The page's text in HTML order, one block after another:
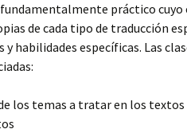
práctico cuyo
de cada tipo de traducción
habilidades específicas. Las
los temas a tratar en los